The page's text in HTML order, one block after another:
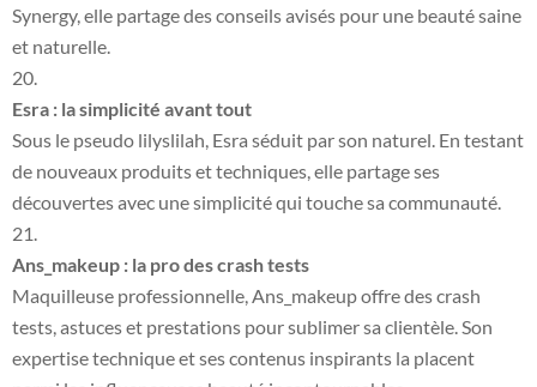
Synergy, elle partage des conseils avisés pour une beauté saine
et naturelle.
Esra : la simplicité avant tout
Sous le pseudo lilyslilah, Esra séduit par son naturel. En testant
de nouveaux produits et techniques, elle partage ses
découvertes avec une simplicité qui touche sa communauté.
Ans_makeup : la pro des crash tests
Maquilleuse professionnelle, Ans_makeup offre des crash
tests, astuces et prestations pour sublimer sa clientèle. Son
expertise technique et ses contenus inspirants la placent